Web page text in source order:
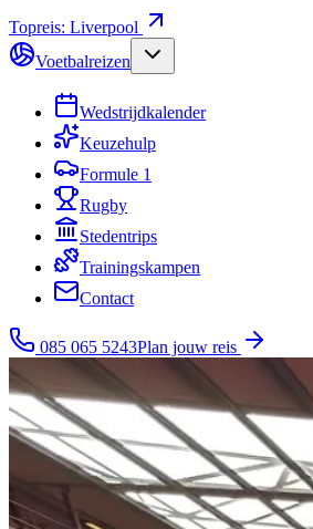
Topreis: Liverpool
Voetbalreizen
Wedstrijdkalender
Keuzehulp
Formule 1
Rugby
Stedentrips
Trainingskampen
Contact
085 065 5243Plan jouw reis